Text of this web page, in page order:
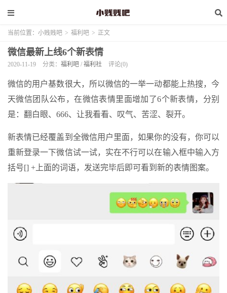
当前位置： 小贱贱吧 > 福利吧 > 正文
微信最新上线6个新表情
2020-11-19 分类： 福利吧 / 福利社 评论(0)
微信的用户基数很大，所以微信的一举一动都能上热搜，今
天微信团队公布，在微信表情里面增加了6个新表情，分别
是：翻白眼、666、让我看看、叹气、苦涩、裂开。
新表情已经覆盖到全微信用户里面，如果你的没有，你可以
重新登录一下微信试一试，实在不行可以在输入框中输入方
括号[] +上面的词语，发送完毕后即可看到新的表情图案。